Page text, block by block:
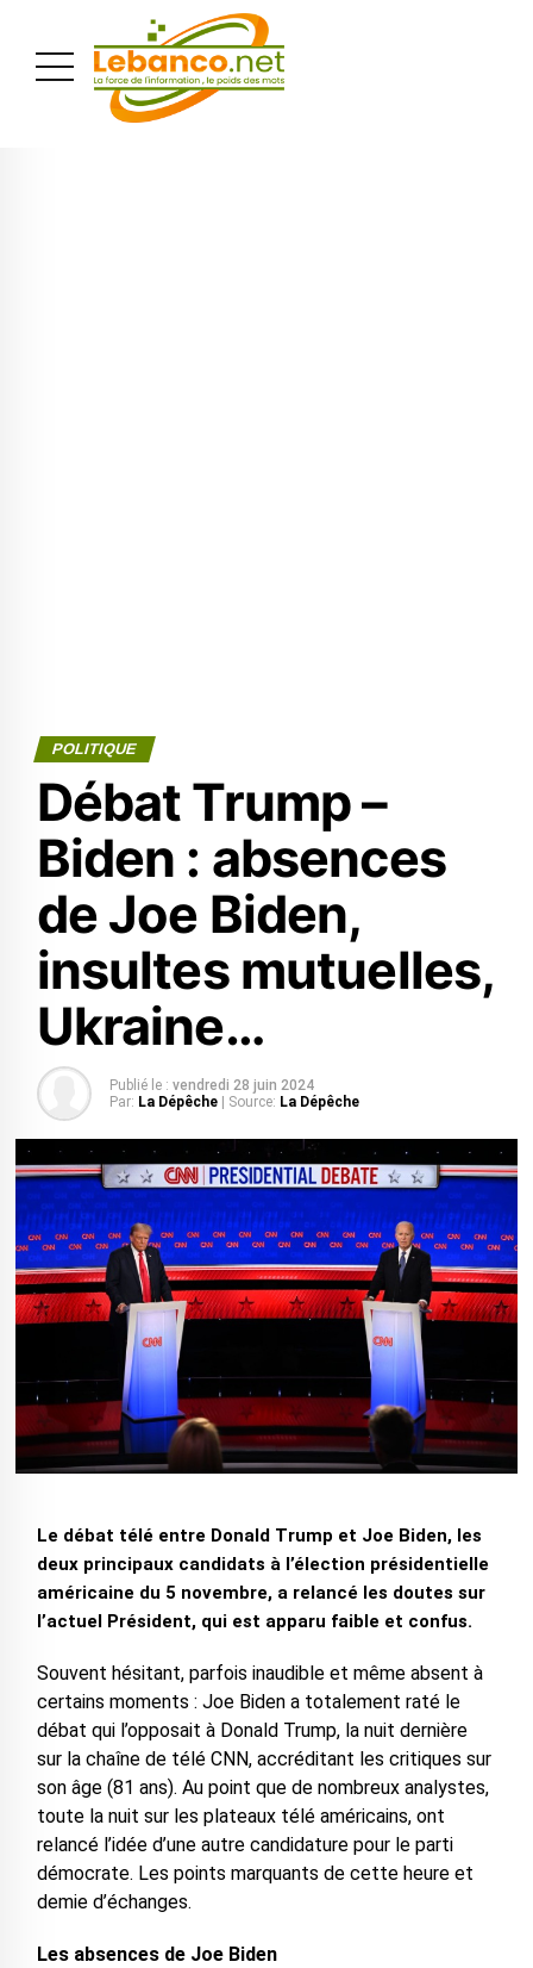
POLITIQUE
Débat Trump –
Biden : absences
de Joe Biden,
insultes mutuelles,
Ukraine…
Publié le : vendredi 28 juin 2024
Par: La Dépêche | Source: La Dépêche
Le débat télé entre Donald Trump et Joe Biden, les
deux principaux candidats à l’élection présidentielle
américaine du 5 novembre, a relancé les doutes sur
l’actuel Président, qui est apparu faible et confus.
Souvent hésitant, parfois inaudible et même absent à
certains moments : Joe Biden a totalement raté le
débat qui l’opposait à Donald Trump, la nuit dernière
sur la chaîne de télé CNN, accréditant les critiques sur
son âge (81 ans). Au point que de nombreux analystes,
toute la nuit sur les plateaux télé américains, ont
relancé l’idée d’une autre candidature pour le parti
démocrate. Les points marquants de cette heure et
demie d’échanges.
Les absences de Joe Biden